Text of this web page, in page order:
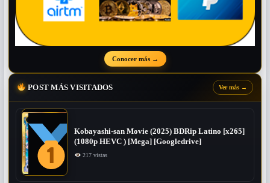
Conocer más →
POST MÁS VISITADOS Ver más →
Kobayashi-san Movie (2025) BDRip Latino [x265]
(1080p HEVC ) [Mega] [Googledrive]
217 vistas